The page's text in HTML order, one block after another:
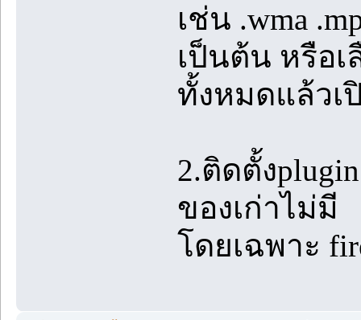
เช่น .wma
เป็นต้น หรือเ
ทั้งหมดแล้วเ
2.ติดตั้ง
ของเก่าไม่มี
โดยเฉพาะ